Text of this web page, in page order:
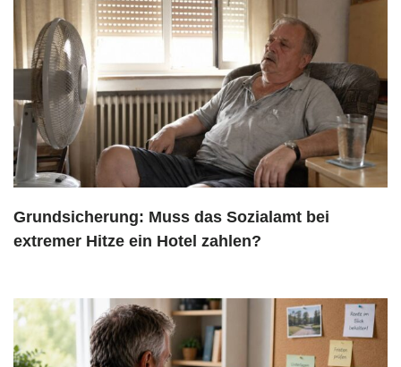
Grundsicherung: Muss das Sozialamt bei
extremer Hitze ein Hotel zahlen?